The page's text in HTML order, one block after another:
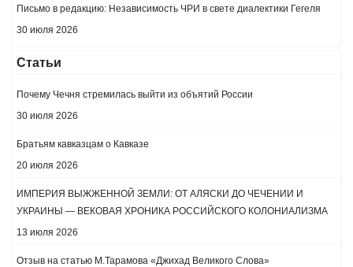
Письмо в редакцию: Независимость ЧРИ в свете диалектики Гегеля
30 июля 2026
Статьи
Почему Чечня стремилась выйти из объятий России
30 июля 2026
Братьям кавказцам о Кавказе
20 июля 2026
ИМПЕРИЯ ВЫЖЖЕННОЙ ЗЕМЛИ: ОТ АЛЯСКИ ДО ЧЕЧЕНИИ И
УКРАИНЫ — ВЕКОВАЯ ХРОНИКА РОССИЙСКОГО КОЛОНИАЛИЗМА
13 июля 2026
Отзыв на статью М.Тарамова «Джихад Великого Слова»